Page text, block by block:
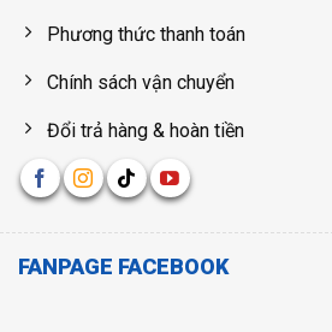
Phương thức thanh toán
Chính sách vận chuyển
Đổi trả hàng & hoàn tiền
FANPAGE FACEBOOK